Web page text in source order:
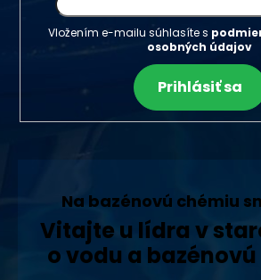
Vložením e-mailu súhlasíte s
osobných údajov
Prihlásiť sa
Na bazénovú chémiu
Vitajte u lídra v
o vodu a